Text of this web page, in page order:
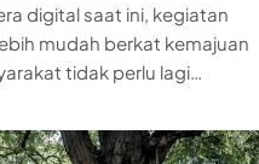
digital saat ini, kegiatan
mudah berkat kemajuan
tidak perlu lagi…